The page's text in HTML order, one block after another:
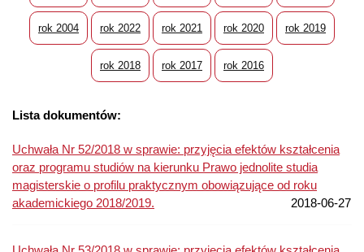
rok 2004 rok 2022 rok 2021 rok 2020 rok 2019
rok 2018 rok 2017 rok 2016
Lista dokumentów:
Uchwała Nr 52/2018 w sprawie: przyjęcia efektów kształcenia
oraz programu studiów na kierunku Prawo jednolite studia
magisterskie o profilu praktycznym obowiązujące od roku
akademickiego 2018/2019.
2018-06-27